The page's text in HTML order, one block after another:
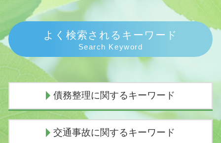
よく検索されるキーワード
Search Keyword
債務整理に関するキーワード
個人再生 官報
交通事故に関するキーワード